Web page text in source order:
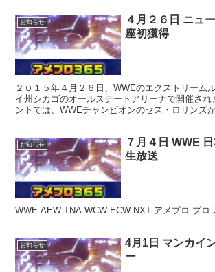
お知らせ
４月２６日 ニュ
座初獲得
２０１５年４月２６日、WWEのエクストリーム
イ州シカゴのオールステートアリーナで開催さ
ントでは、WWEチャンピオンのセス・ロリンズ
お知らせ
７月４日 WWE
生放送
WWE AEW TNA WCW ECW NXT アメプロ プロ
お知らせ
4月1日 マンカイ
ー